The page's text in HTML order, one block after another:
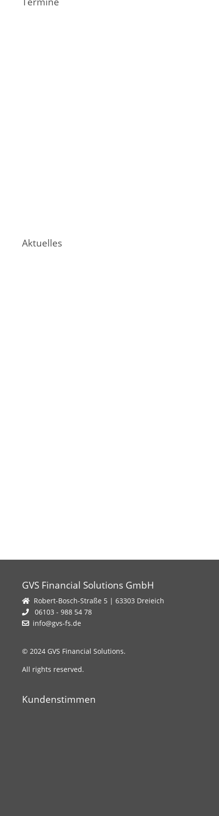
Aktuelles
GVS Financial Solutions GmbH
Robert-Bosch-Straße 5 | 63303 Dreieich
06103 - 988 54 78
info@gvs-fs.de
© 2024 GVS Financial Solutions.
All rights reserved.
Kundenstimmen